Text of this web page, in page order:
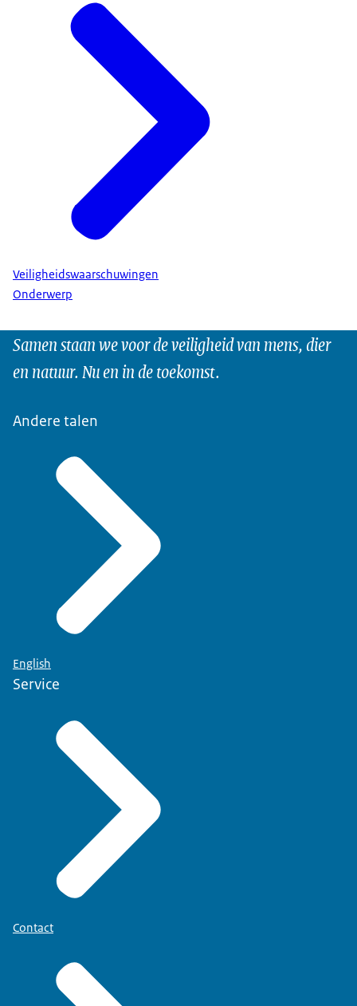
Veiligheidswaarschuwingen
Onderwerp
Samen staan we voor de veiligheid van mens, dier
en natuur. Nu en in de toekomst.
Andere talen
English
Service
Contact